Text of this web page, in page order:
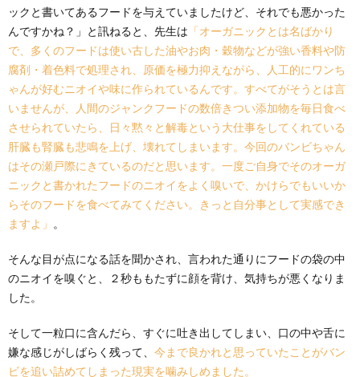
ックと書いてあるフードを与えていましたけど、それでも悪かった
んですかね？」と訊ねると、先生は 「オーガニックとは名ばかり
で、多くのフードは使い古した油やお肉・穀物などが強い香料や防
腐剤・着色料で処理され、原価を極力抑えながら、人工的にワンち
ゃんが好むニオイや味に作られているんです。すべてがそうとは言
いませんが、人間のジャンクフードの数倍きつい添加物を毎日食べ
させられていたら、日々黙々と解毒という大仕事をしてくれている
肝臓も腎臓も悲鳴を上げ、壊れてしまいます。今回のバンビちゃん
はその瀬戸際にきているのだと思います。一度ご自身でそのオーガ
ニックと書かれたフードのニオイをよく嗅いで、かけらでもいいか
らそのフードを食べてみてください。きっと自分事として実感でき
ますよ」 。
そんな目が点になる話を聞かされ、言われた通りにフードの袋の中
のニオイを嗅ぐと、２秒ももたずに顔を背け、気持ちが悪くなりま
した。
そして一粒口に含んだら、すぐに吐き出してしまい、口の中や舌に
嫌な感じがしばらく残って、 今まで良かれと思っていたことがバン
ビを追い詰めてしまった現実を噛みしめました。